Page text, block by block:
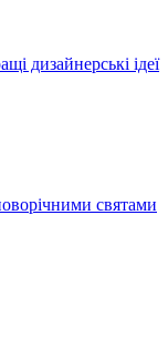
дизайнерські ідеї
святами